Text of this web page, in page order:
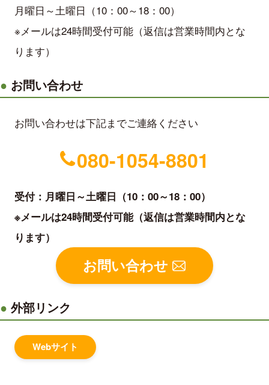
月曜日～土曜日（10：00～18：00）
※メールは24時間受付可能（返信は営業時間内とな
ります）
お問い合わせ
お問い合わせは下記までご連絡ください
080-1054-8801
受付：月曜日～土曜日（10：00～18：00）
※メールは24時間受付可能（返信は営業時間内とな
ります）
お問い合わせ
外部リンク
Webサイト